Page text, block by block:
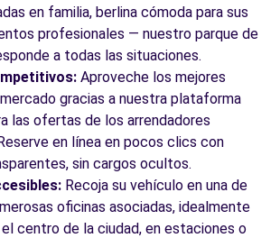
en familia, berlina cómoda para sus
profesionales — nuestro parque de
a todas las situaciones.
Aproveche los mejores
gracias a nuestra plataforma
las ofertas de los arrendadores
en línea en pocos clics con
sin cargos ocultos.
Recoja su vehículo en una de
oficinas asociadas, idealmente
centro de la ciudad, en estaciones o